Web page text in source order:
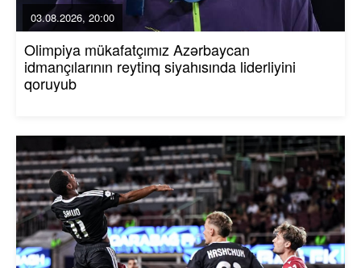
03.08.2026, 20:00
Olimpiya mükafatçımız Azərbaycan
idmançılarının reytinq siyahısında liderliyini
qoruyub